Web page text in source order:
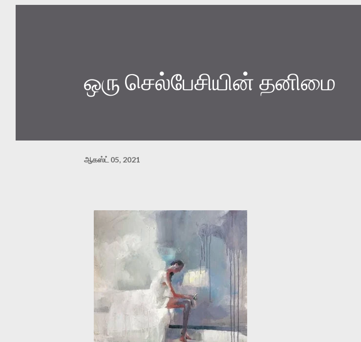
ஒரு செல்பேசியின் தனிமை
ஆகஸ்ட் 05, 2021